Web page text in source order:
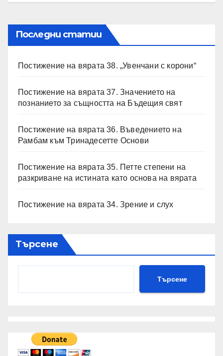
Последни статии
Постижение на вярата 38. „Увенчани с корони“
Постижение на вярата 37. Значението на
познанието за същността на Бъдещия свят
Постижение на вярата 36. Въведението на
Рамбам към Тринадесетте Основи
Постижение на вярата 35. Петте степени на
разкриване на истината като основа на вярата
Постижение на вярата 34. Зрение и слух
Търсене
Търсене